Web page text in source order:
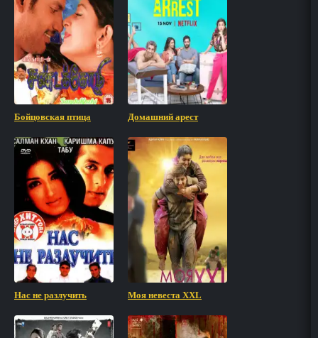
Бойцовская птица Домашний арест
Нас не разлучить Моя невеста XXL